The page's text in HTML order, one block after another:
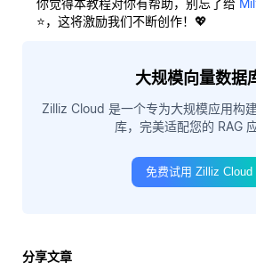
你觉得本教程对你有帮助，别忘了给
⭐，这将激励我们不断创作！💖
大规模向量数据
Zilliz Cloud 是一个专为大规模应用构
库，完美适配您的 RAG 应
免费试用 Zilliz Cloud
分享文章